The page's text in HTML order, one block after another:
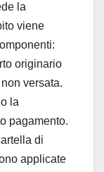
la
viene
originario
versata.
la
pagamento.
di
applicate